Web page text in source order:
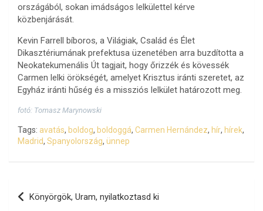
országából, sokan imádságos lelkülettel kérve
közbenjárását.
Kevin Farrell bíboros, a Világiak, Család és Élet
Dikasztériumának prefektusa üzenetében arra buzdította a
Neokatekumenális Út tagjait, hogy őrizzék és kövessék
Carmen lelki örökségét, amelyet Krisztus iránti szeretet, az
Egyház iránti hűség és a missziós lelkület határozott meg.
fotó: Tomasz Marynowski
Tags: avatás, boldog, boldoggá, Carmen Hernández, hír, hírek,
Madrid, Spanyolország, ünnep
Bejegyzés
navigáció
Könyörgök, Uram, nyilatkoztasd ki